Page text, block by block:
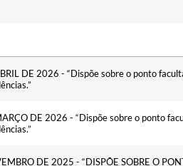
DE 2026 - “Dispõe sobre o ponto
DE 2026 - “Dispõe sobre o ponto
DE 2025 - “DISPÕE SOBRE O